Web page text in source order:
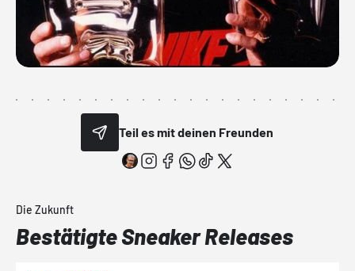
Teil es mit deinen Freunden
Die Zukunft
Bestätigte Sneaker Releases